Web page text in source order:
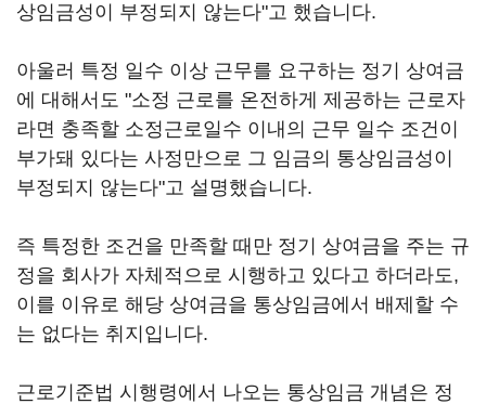
상임금성이 부정되지 않는다"고 했습니다.
아울러 특정 일수 이상 근무를 요구하는 정기 상여금
에 대해서도 "소정 근로를 온전하게 제공하는 근로자
라면 충족할 소정근로일수 이내의 근무 일수 조건이
부가돼 있다는 사정만으로 그 임금의 통상임금성이
부정되지 않는다"고 설명했습니다.
즉 특정한 조건을 만족할 때만 정기 상여금을 주는 규
정을 회사가 자체적으로 시행하고 있다고 하더라도,
이를 이유로 해당 상여금을 통상임금에서 배제할 수
는 없다는 취지입니다.
근로기준법 시행령에서 나오는 통상임금 개념은 정